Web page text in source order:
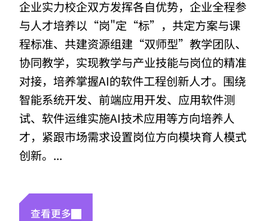
企业实力校企双方发挥各自优势，企业全程参
与人才培养以“岗"定“标”，共定方案与课
程标准、共建资源组建“双师型”教学团队、
协同教学，实现教学与产业技能与岗位的精准
对接，培养掌握AI的软件工程创新人才。围绕
智能系统开发、前端应用开发、应用软件测
试、软件运维实施AI技术应用等方向培养人
才，紧跟市场需求设置岗位方向模块育人模式
创新。...
查看更多